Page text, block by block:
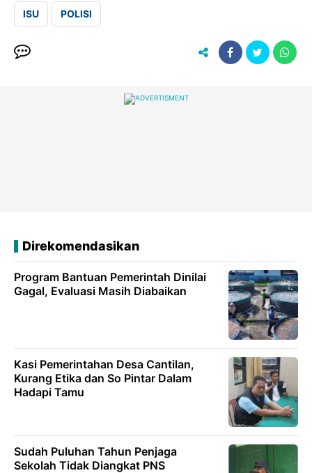
ISU POLISI
Direkomendasikan
Program Bantuan Pemerintah Dinilai
Gagal, Evaluasi Masih Diabaikan
Kasi Pemerintahan Desa Cantilan,
Kurang Etika dan So Pintar Dalam
Hadapi Tamu
Sudah Puluhan Tahun Penjaga
Sekolah Tidak Diangkat PNS